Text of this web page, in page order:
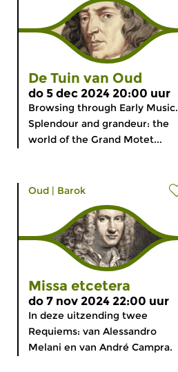
De Tuin van Oud
do 5 dec 2024 20:00 uur
Browsing through Early Music.
Splendour and grandeur: the
world of the Grand Motet...
Oud | Barok
Missa etcetera
do 7 nov 2024 22:00 uur
In deze uitzending twee
Requiems: van Alessandro
Melani en van André Campra.